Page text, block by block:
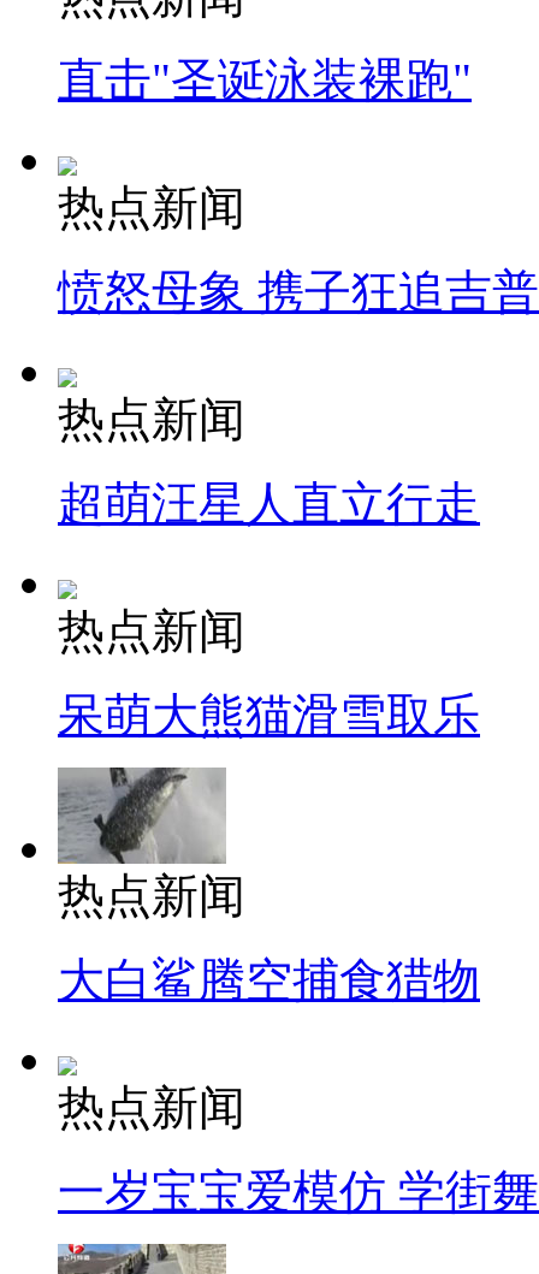
直击"圣诞泳装裸跑"
热点新闻
愤怒母象 携子狂追吉
热点新闻
超萌汪星人直立行走
热点新闻
呆萌大熊猫滑雪取乐
热点新闻
大白鲨腾空捕食猎物
热点新闻
一岁宝宝爱模仿 学街